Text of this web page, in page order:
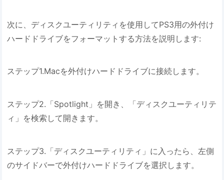
次に、ディスクユーティリティを使用してPS3用の外付け
ハードドライブをフォーマットする方法を説明します:
ステップ1.Macを外付けハードドライブに接続します。
ステップ2.「Spotlight」を開き、「ディスクユーティリテ
ィ」を検索して開きます。
ステップ3.「ディスクユーティリティ」に入ったら、左側
のサイドバーで外付けハードドライブを選択します。